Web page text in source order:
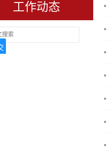
工作动态